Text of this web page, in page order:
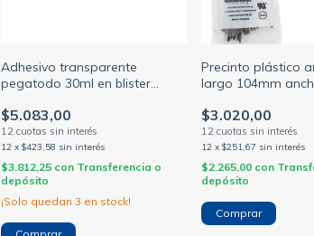
Adhesivo transparente
pegatodo 30ml en blister
$5.083,00
12 x $423,58 sin interés
$3.812,25 con Transferencia o
depósito
¡Solo quedan 3 en stock!
Precinto plástico
largo 104mm
(HELLERMANN)
$3.020,00
12 x$251,67 sin interés
$2.265,00 con
depósito